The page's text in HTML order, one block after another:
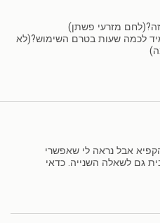
מזרעי פשתן)
לכמה שעות בטרם השימוש?(לא
אבל נראה לי שאפשרי
גם לשאלה השנייה. כדאי